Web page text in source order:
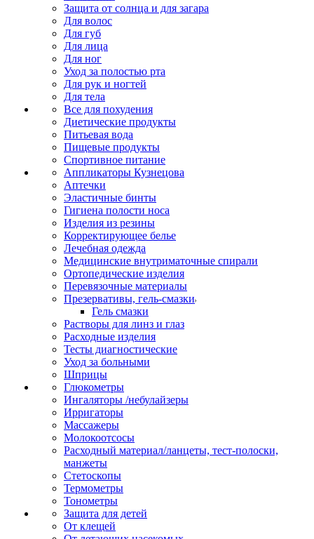
Защита от солнца и для загара
Для волос
Для губ
Для лица
Для ног
Уход за полостью рта
Для рук и ногтей
Для тела
Все для похудения
Диетические продукты
Питьевая вода
Пищевые продукты
Спортивное питание
Аппликаторы Кузнецова
Аптечки
Эластичные бинты
Гигиена полости носа
Изделия из резины
Корректирующее белье
Лечебная одежда
Медицинские внутриматочные спирали
Ортопедические изделия
Перевязочные материалы
Презервативы, гель-смазки
Гель смазки
Растворы для линз и глаз
Расходные изделия
Тесты диагностические
Уход за больными
Шприцы
Глюкометры
Ингаляторы /небулайзеры
Ирригаторы
Массажеры
Молокоотсосы
Расходный материал/ланцеты, тест-полоски,
манжеты
Стетоскопы
Термометры
Тонометры
Защита для детей
От клещей